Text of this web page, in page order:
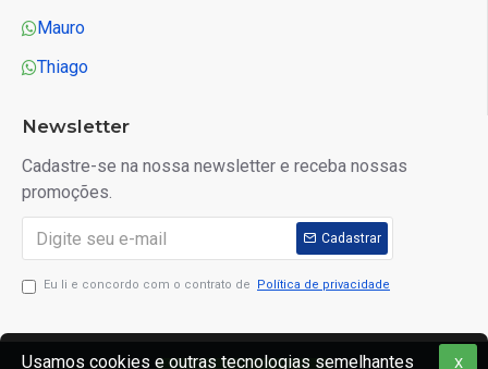
Mauro
Thiago
Newsletter
Cadastre-se na nossa newsletter e receba nossas
promoções.
Cadastrar
Eu li e concordo com o contrato de Política de privacidade
X
Usamos cookies e outras tecnologias semelhantes